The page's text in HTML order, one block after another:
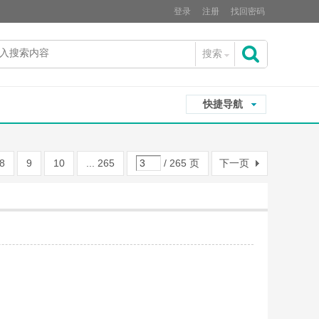
登录 注册 找回密码
搜索
快捷导航
8 9 10 ... 265 / 265 页 下一页